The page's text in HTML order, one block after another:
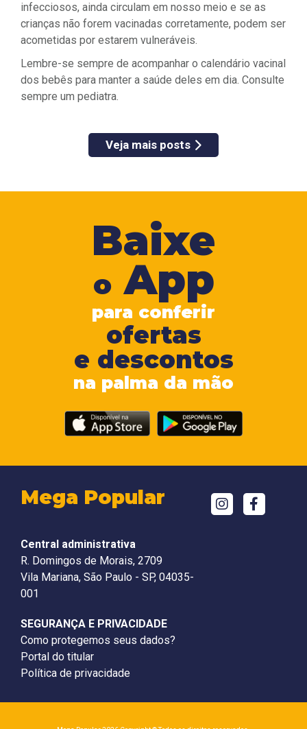
infecciosos, ainda circulam em nosso meio e se as
crianças não forem vacinadas corretamente, podem ser
acometidas por estarem vulneráveis.
Lembre-se sempre de acompanhar o calendário vacinal
dos bebês para manter a saúde deles em dia. Consulte
sempre um pediatra.
Veja mais posts
Baixe
oApp
para conferir
ofertas
e descontos
na palma da mão
Mega Popular
Central administrativa
R. Domingos de Morais, 2709
Vila Mariana, São Paulo - SP, 04035-
001
SEGURANÇA E PRIVACIDADE
Como protegemos seus dados?
Portal do titular
Política de privacidade